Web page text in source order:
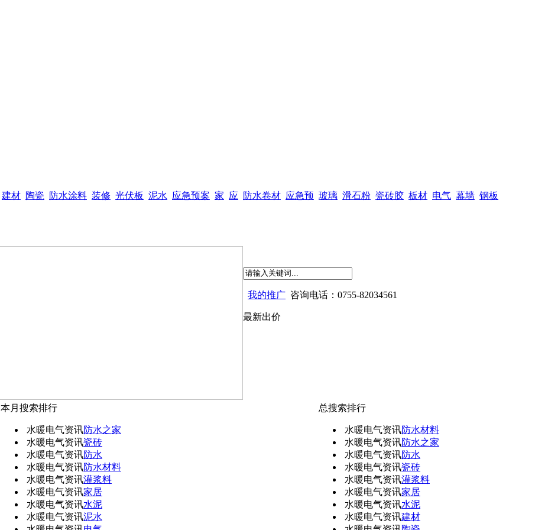
建材 陶瓷 防水涂料 装修 光伏板 泥水 应急预案 家 应 防水卷材 应急预 玻璃 滑石粉 瓷砖胶 板材 电气 幕墙 钢板
我的推广 咨询电话：0755-82034561
最新出价
本月搜索排行
水暖电气资讯防水之家
水暖电气资讯瓷砖
水暖电气资讯防水
水暖电气资讯防水材料
水暖电气资讯灌浆料
水暖电气资讯家居
水暖电气资讯水泥
水暖电气资讯泥水
总搜索排行
水暖电气资讯防水材料
水暖电气资讯防水之家
水暖电气资讯防水
水暖电气资讯瓷砖
水暖电气资讯灌浆料
水暖电气资讯家居
水暖电气资讯水泥
水暖电气资讯建材